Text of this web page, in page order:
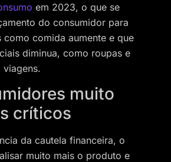
em 2023, o que se
do consumidor para
como comida aumente e que
diminua, como roupas e
viagens.
muito
críticos
da cautela financeira, o
muito mais o produto e